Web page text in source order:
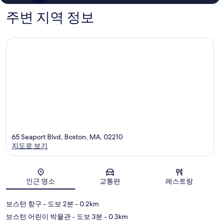
트
트
2,864
주변 지역 정보
지도
65 Seaport Blvd, Boston, MA, 02210
지도로 보기
인근 명소 교통편 레스토랑
보스턴 항구 - 도보 2분 - 0.2km
보스턴 어린이 박물관- 도보 3분 - 0.3km